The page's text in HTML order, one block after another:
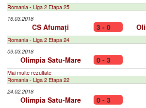
Romania - Liga 2 Etapa 25
16.03.2018
CS Afumați 3 - 0
Romania - Liga 2 Etapa 24
09.03.2018
Olimpia Satu-Mare 0 - 3
Mai multe rezultate
Romania - Liga 2 Etapa 22
24.02.2018
Olimpia Satu-Mare 0 - 3